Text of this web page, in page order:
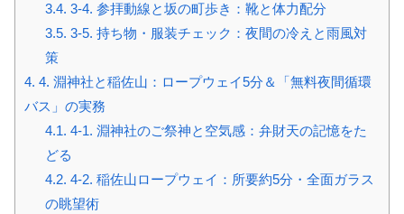
3.4. 3-4. 参拝動線と坂の町歩き：靴と体力配分
3.5. 3-5. 持ち物・服装チェック：夜間の冷えと雨風対
策
4. 4. 淵神社と稲佐山：ロープウェイ5分＆「無料夜間循環
バス」の実務
4.1. 4-1. 淵神社のご祭神と空気感：弁財天の記憶をた
どる
4.2. 4-2. 稲佐山ロープウェイ：所要約5分・全面ガラス
の眺望術